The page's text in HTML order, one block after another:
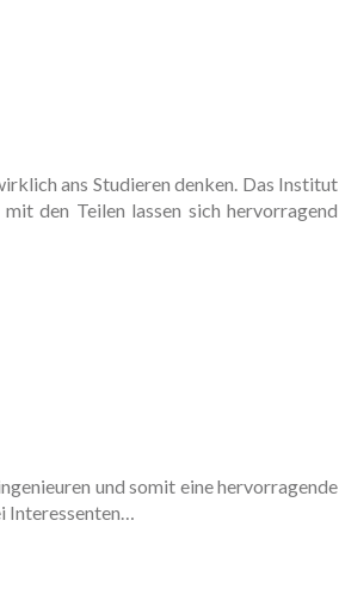
ans Studieren denken. Das Institut
den Teilen lassen sich hervorragend
und somit eine hervorragende